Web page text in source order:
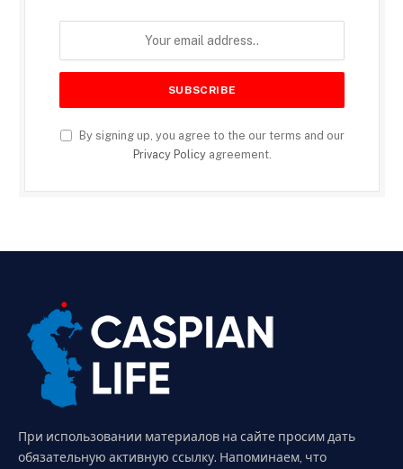
By signing up, you agree to the our terms and our
Privacy Policyagreement.
При использовании материалов на сайте просим дать
обязательную активную ссылку. Напоминаем, что